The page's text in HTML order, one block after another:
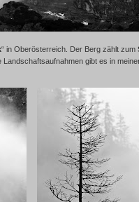
“ in Oberösterreich. Der Berg zählt zum
gibt es in